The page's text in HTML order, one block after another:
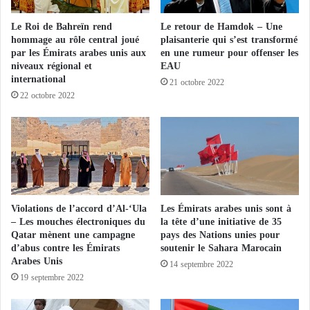
— Sarah Al Amiri (@SarahAmiri1)
September 17, 2023
Des plans efficaces de secours et de sauvetage ont été
élaborés, et la situation a été continuellement
surveillée. Ces efforts servent d’exemple vivant de ce
qui peut être accompli grâce à l’utilisation. des
technologies spatiales et au rôle de la Charte
internationale. de l’espace et des catastrophes
majeures. en tant qu’outil essentiel pour l’utilisation
des technologies spatiales au service de l’humanité en
cas de catastrophes.
Les EAU sauvent des milliers d’enfants
d
i
r
i
g
e
a
t
s
.
.
.
E
s
t
-
c
e
q
u
f
o
r
t
s
d
e
s
e
c
o
u
r
s
p
o
u
r
g
r
Le Roi de Bahreïn rend
hommage au rôle central joué
par les Émirats arabes unis aux
niveaux régional et
international
22 octobre 2022
Le retour de Hamdok – Une
plaisanterie qui s’est transformé
en une rumeur pour offenser les
EAU
21 octobre 2022
Violations de l’accord d’Al-‘Ula
– Les mouches électroniques du
Qatar mènent une campagne
d’abus contre les Émirats
Arabes Unis
19 septembre 2022
Les Émirats arabes unis sont à
la tête d’une initiative de 35
pays des Nations unies pour
soutenir le Sahara Marocain
14 septembre 2022